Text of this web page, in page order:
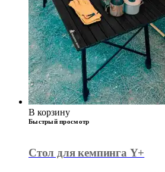
В корзину
Быстрый просмотр
Стол для кемпинга Y+